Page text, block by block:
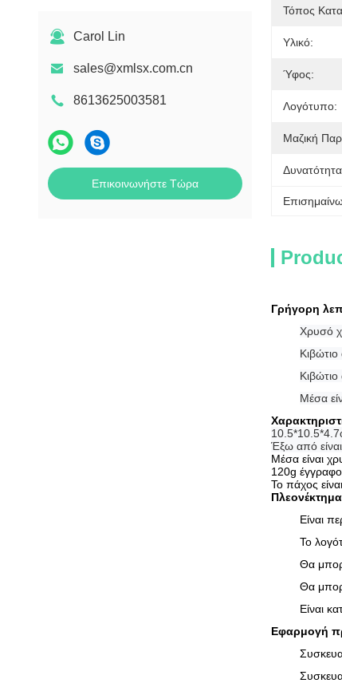
Carol Lin
sales@xmlsx.com.cn
8613625003581
Επικοινωνήστε Τώρα
Τόπος
Υλικό:
Ύφος:
Λογότυπο:
Μαζική
Γρήγορη
Χρυσό
Μέσα
Έξω από
Μέσα είναι
120g
Το πάχος
Είναι
Το
Θα
Θα
Είναι
Εφαρμογή